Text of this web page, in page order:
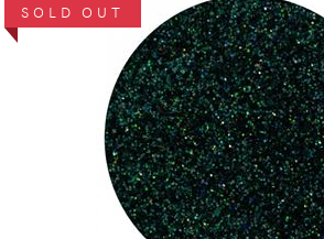
SOLD OUT
DÉTAILS